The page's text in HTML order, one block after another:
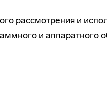
рассмотрения и
и аппаратного